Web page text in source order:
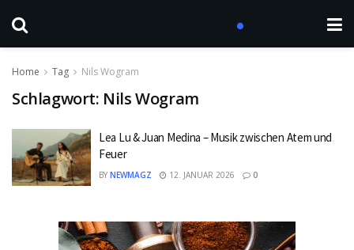
Home Tag Nils Wogram
Schlagwort: Nils Wogram
Lea Lu & Juan Medina – Musik zwischen Atem und
Feuer
BY NEWMAGZ 12. JANUAR 2026 0